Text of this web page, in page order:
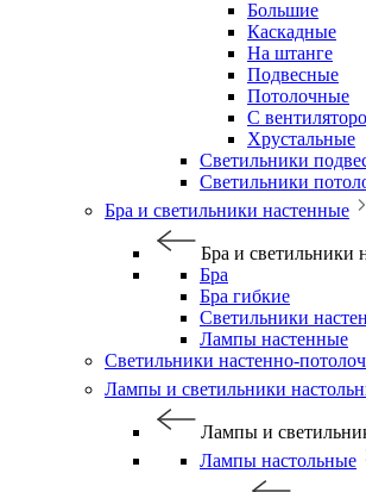
Большие
Каскадные
На штанге
Подвесные
Потолочные
С
Хрустальные
Светильники
Светильники
Бра и светильники настенные
Бра и светильники
Бра
Бра гибкие
Светильники
Лампы настенные
Светильники настенно-
Лампы и светильники
Лампы и
Лампы настольные